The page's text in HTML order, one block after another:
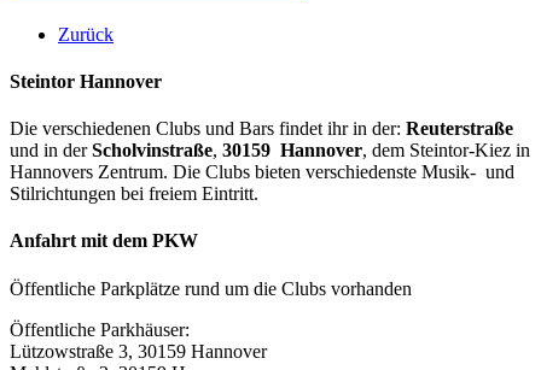
Zurück
Steintor Hannover
Die verschiedenen Clubs und Bars findet ihr in der: Reuterstraße
und in derScholvinstraße, 30159 Hannover, dem Steintor-Kiez in
Hannovers Zentrum. Die Clubs bieten verschiedenste Musik- und
Stilrichtungen bei freiem Eintritt.
Anfahrt mit dem PKW
Öffentliche Parkplätze rund um die Clubs vorhanden
Öffentliche Parkhäuser:
Lützowstraße 3, 30159 Hannover